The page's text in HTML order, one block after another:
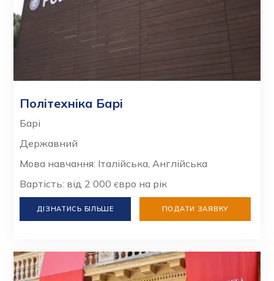
Політехніка Барі
Барі
Державний
Мова навчання: Італійська, Англійська
Вартість: від 2 000 євро на рік
ДІЗНАТИСЬ БІЛЬШЕ ПОДАТИ ЗАЯВКУ